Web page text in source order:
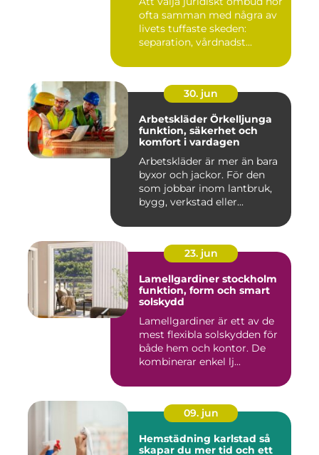
ofta samman med några av
livets tuffaste skeden:
separation, vårdnadst...
30. jun
Arbetskläder Örkelljunga
funktion, säkerhet och
komfort i vardagen
Arbetskläder är mer än bara
byxor och jackor. För den
som jobbar inom lantbruk,
bygg, verkstad eller...
23. jun
Lamellgardiner stockholm
funktion, form och smart
solskydd
Lamellgardiner är ett av de
mest flexibla solskydden för
både hem och kontor. De
kombinerar enkel lj...
09. jun
Hemstädning karlstad så
skapar du mer tid och ett